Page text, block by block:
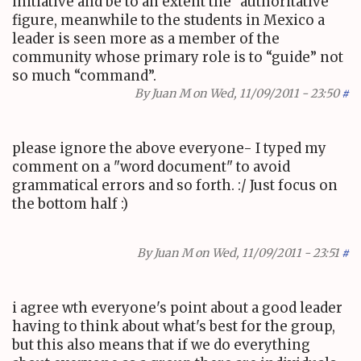
figure, meanwhile to the students in Mexico a
leader is seen more as a member of the
community whose primary role is to “guide” not
so much “command”.
ByJuan Mon Wed, 11/09/2011 - 23:50 #
please ignore the above everyone- I typed my
comment on a "word document" to avoid
grammatical errors and so forth. :/ Just focus on
the bottom half :)
ByJuan Mon Wed, 11/09/2011 - 23:51 #
i agree wth everyone's point about a good leader
having to think about what's best for the group,
but this also means that if we do everything